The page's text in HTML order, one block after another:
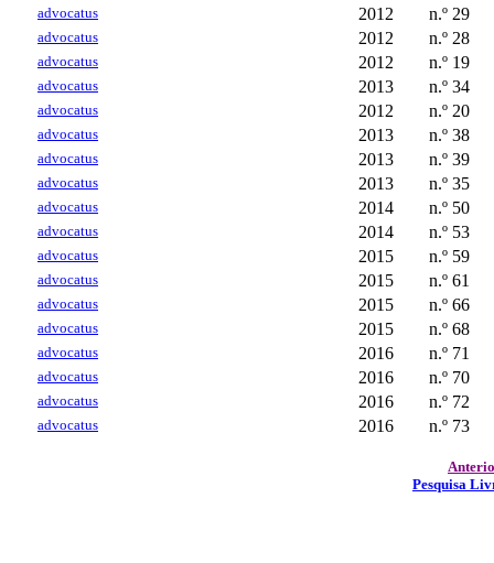
advocatus 2012 n.º 29
advocatus 2012 n.º 28
advocatus 2012 n.º 19
advocatus 2013 n.º 34
advocatus 2012 n.º 20
advocatus 2013 n.º 38
advocatus 2013 n.º 39
advocatus 2013 n.º 35
advocatus 2014 n.º 50
advocatus 2014 n.º 53
advocatus 2015 n.º 59
advocatus 2015 n.º 61
advocatus 2015 n.º 66
advocatus 2015 n.º 68
advocatus 2016 n.º 71
advocatus 2016 n.º 70
advocatus 2016 n.º 72
advocatus 2016 n.º 73
Pesquisa